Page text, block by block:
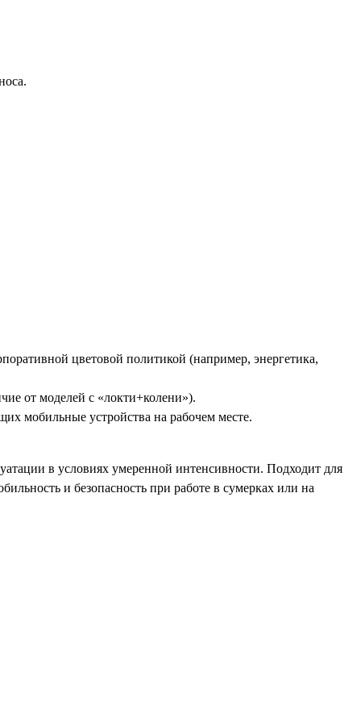
цветовой политикой (например, энергетика,
от моделей с «локти+колени»).
мобильные устройства на рабочем месте.
в условиях умеренной интенсивности. Подходит для
и безопасность при работе в сумерках или на